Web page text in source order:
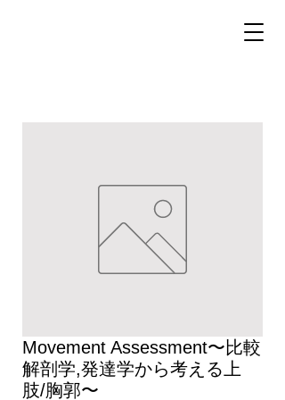
Movement Assessment〜比較
解剖学,発達学から考える上
肢/胸郭〜